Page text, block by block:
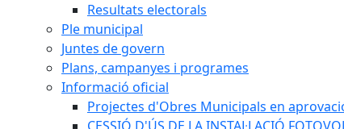
Resultats electorals
Ple municipal
Juntes de govern
Plans, campanyes i programes
Informació oficial
Projectes d'Obres Municipals en